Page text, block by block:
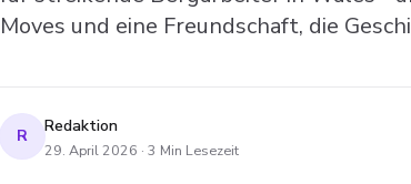
Moves und eine Freundschaft, die
R Redaktion
29. April 2026 · 3 Min Lesezeit